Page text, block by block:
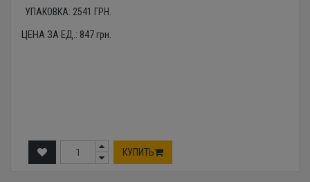
УПАКОВКА: 2541 ГРН.
ЦЕНА ЗА ЕД.: 847грн.
КУПИТЬ